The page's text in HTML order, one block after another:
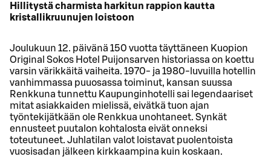
Hillitystä charmista harkitun rappion kautta
kristallikruunujen loistoon
Joulukuun 12. päivänä 150 vuotta täyttäneen Kuopion
Original Sokos Hotel Puijonsarven historiassa on koettu
varsin värikkäitä vaiheita. 1970- ja 1980-luvuilla hotellin
vanhimmassa puuosassa toiminut, kansan suussa
Renkkuna tunnettu Kaupunginhotelli sai legendaariset
mitat asiakkaiden mielissä, eivätkä tuon ajan
työntekijätkään ole Renkkua unohtaneet. Synkät
ennusteet puutalon kohtalosta eivät onneksi
toteutuneet. Juhlatilan valot loistavat puolentoista
vuosisadan jälkeen kirkkaampina kuin koskaan.